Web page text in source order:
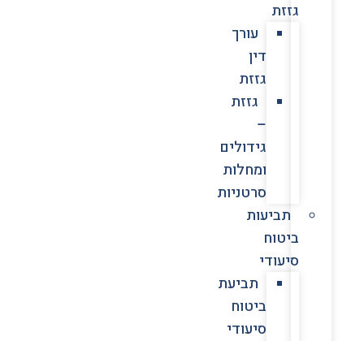
גזזת
עורך
דין
גזזת
גזזת
–
גידולים
ומחלות
סרטניות
תביעות
ביטוח
סיעודי
תביעת
ביטוח
סיעודי